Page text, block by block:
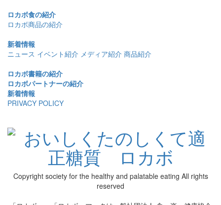
ロカボ食の紹介
ロカボ商品の紹介
新着情報
ニュース イベント紹介 メディア紹介 商品紹介
ロカボ書籍の紹介
ロカボパートナーの紹介
新着情報
PRIVACY POLICY
Copyright society for the healthy and palatable eating All rights
reserved